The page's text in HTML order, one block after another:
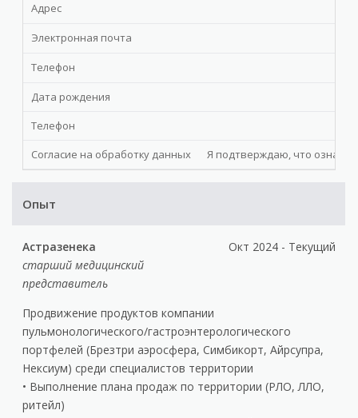
Адрес
Электронная почта
Телефон
Дата рождения
Телефон
Согласие на обработку данных
Я подтверждаю, что
Опыт
Астразенека
старший медицинский
представитель
Окт 2024 - Текущий
Продвижение продуктов компании
пульмонологического/гастроэнтерологического
портфелей (Брезтри аэросфера, Симбикорт, Айрсупра,
Нексиум) среди специалистов территории
• Выполнение плана продаж по территории (РЛО, ЛЛО,
ритейл)